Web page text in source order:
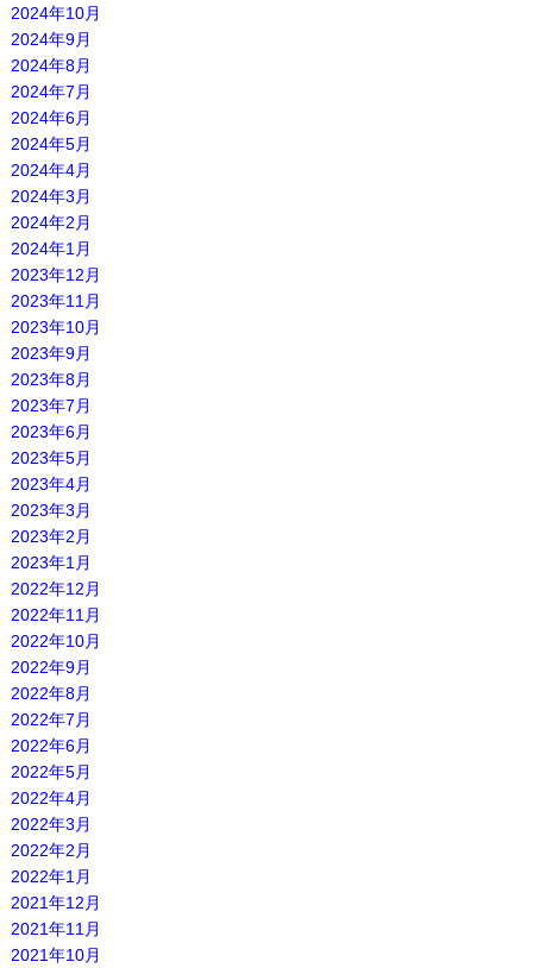
2024年10月
2024年9月
2024年8月
2024年7月
2024年6月
2024年5月
2024年4月
2024年3月
2024年2月
2024年1月
2023年12月
2023年11月
2023年10月
2023年9月
2023年8月
2023年7月
2023年6月
2023年5月
2023年4月
2023年3月
2023年2月
2023年1月
2022年12月
2022年11月
2022年10月
2022年9月
2022年8月
2022年7月
2022年6月
2022年5月
2022年4月
2022年3月
2022年2月
2022年1月
2021年12月
2021年11月
2021年10月